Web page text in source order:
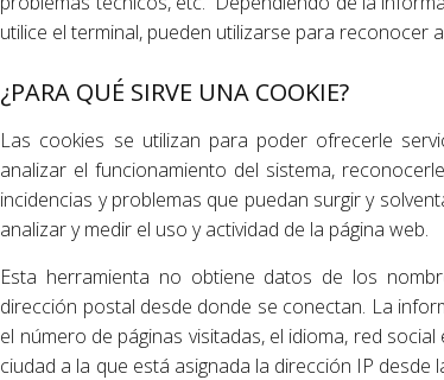
utilice el terminal, pueden utilizarse para reconocer
¿PARA QUÉ SIRVE UNA COOKIE?
Las cookies se utilizan para poder ofrecerle
analizar el funcionamiento del sistema,
incidencias y problemas que puedan surgir y
analizar y medir el uso y actividad de la página web.
Esta herramienta no obtiene datos de los
dirección postal desde donde se conectan. La
el número de páginas visitadas, el idioma, red
ciudad a la que está asignada la dirección IP